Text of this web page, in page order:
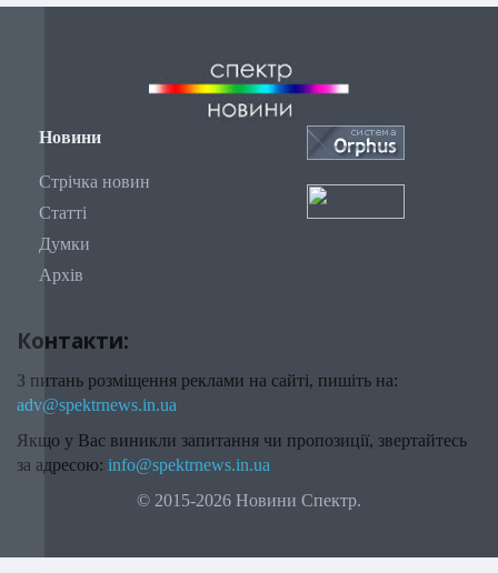
Новини
Стрічка новин
Статті
Думки
Архів
Контакти:
З питань розміщення реклами на сайті, пишіть на:
adv@spektrnews.in.ua
Якщо у Вас виникли запитання чи пропозиції, звертайтесь
за адресою: info@spektrnews.in.ua
© 2015-2026 Новини Спектр.